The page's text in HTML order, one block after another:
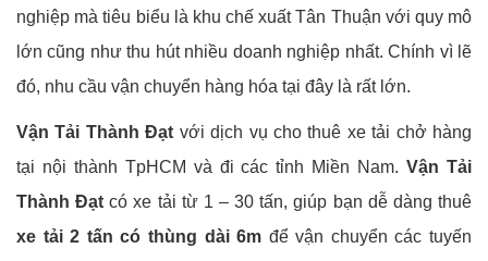
nghiệp mà tiêu biểu là khu chế xuất Tân Thuận với quy mô
lớn cũng như thu hút nhiều doanh nghiệp nhất. Chính vì lẽ
đó, nhu cầu vận chuyển hàng hóa tại đây là rất lớn.
Vận Tải Thành Đạt với dịch vụ cho thuê xe tải chở hàng
tại nội thành TpHCM và đi các tỉnh Miền Nam.Vận Tải
Thành Đạtcó xe tải từ 1 – 30 tấn, giúp bạn dễ dàng thuê
xe tải 2 tấn có thùng dài 6m để vận chuyển các tuyến